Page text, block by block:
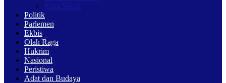
Kota Solok
Politik
Parlemen
Ekbis
Olah Raga
Hukrim
Nasional
Peristiwa
Adat dan Budaya